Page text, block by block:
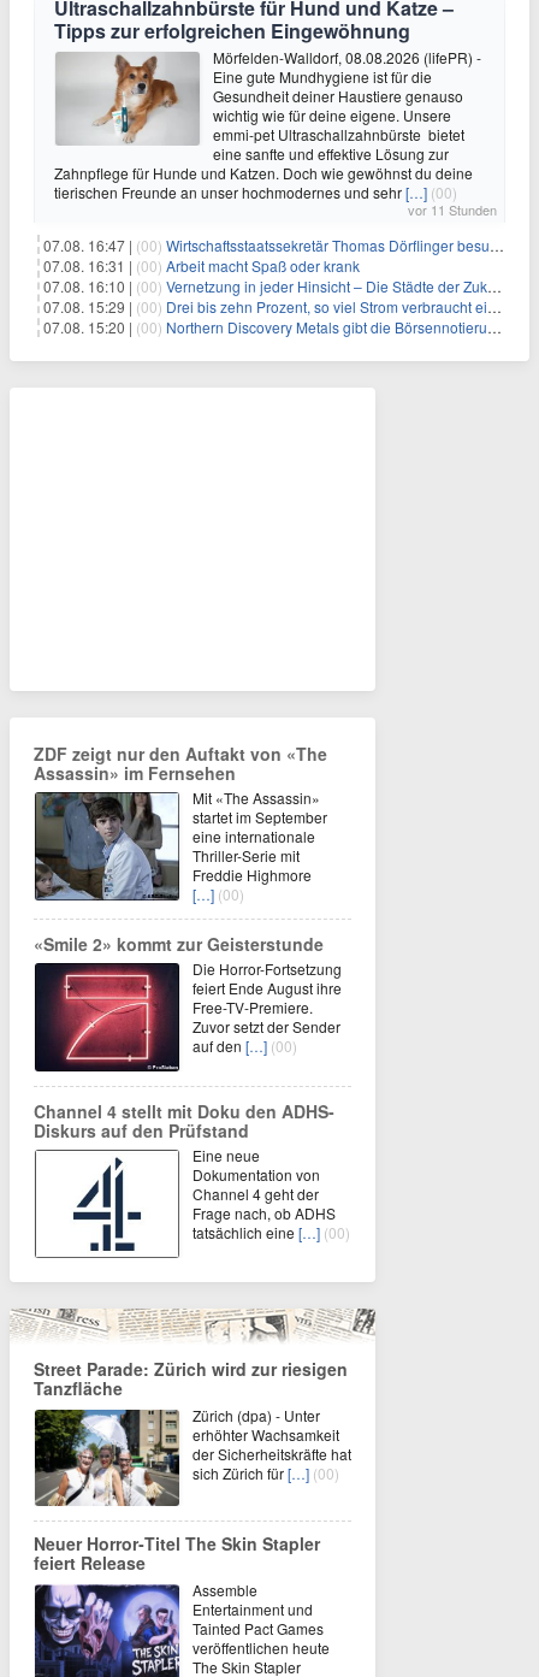
Ultraschallzahnbürste für Hund und Katze –
Tipps zur erfolgreichen Eingewöhnung
Mörfelden-Walldorf, 08.08.2026 (lifePR) -
Eine gute Mundhygiene ist für die
Gesundheit deiner Haustiere genauso
wichtig wie für deine eigene. Unsere
emmi-pet Ultraschallzahnbürste bietet
eine sanfte und effektive Lösung zur
Zahnpflege für Hunde und Katzen. Doch wie gewöhnst du deine
tierischen Freunde an unser hochmodernes und sehr[…] (00)
vor 11 Stunden
07.08. 16:47 | (00) Wirtschaftsstaatssekretär Thomas Dörflinger besucht Handwerksbetrieb im Kammerbezirk Freiburg
07.08. 16:31 | (00) Arbeit macht Spaß oder krank
07.08. 16:10 | (00) Vernetzung in jeder Hinsicht – Die Städte der Zukunft sind grün-blau
07.08. 15:29 | (00) Drei bis zehn Prozent, so viel Strom verbraucht ein Aufzug im Gebäude
07.08. 15:20 | (00) Northern Discovery Metals gibt die Börsennotierung an der Frankfurter Wertpapierbörse bekannt
ZDF zeigt nur den Auftakt von «The
Assassin» im Fernsehen
Mit «The Assassin»
startet im September
eine internationale
Thriller-Serie mit
Freddie Highmore
[…] (00)
«Smile 2» kommt zur Geisterstunde
Die Horror-Fortsetzung
feiert Ende August ihre
Free-TV-Premiere.
Zuvor setzt der Sender
auf den […] (00)
Channel 4 stellt mit Doku den ADHS-
Diskurs auf den Prüfstand
Eine neue
Dokumentation von
Channel 4 geht der
Frage nach, ob ADHS
tatsächlich eine […] (00)
Street Parade: Zürich wird zur riesigen
Tanzfläche
Zürich (dpa) - Unter
erhöhter Wachsamkeit
der Sicherheitskräfte hat
sich Zürich für[…] (00)
Neuer Horror‑Titel The Skin Stapler
feiert Release
Assemble
Entertainment und
Tainted Pact Games
veröffentlichen heute
The Skin Stapler